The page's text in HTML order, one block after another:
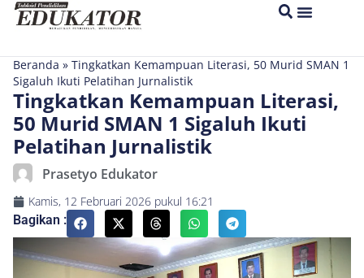
Beranda » Tingkatkan Kemampuan Literasi, 50 Murid SMAN 1
Sigaluh Ikuti Pelatihan Jurnalistik
Tingkatkan Kemampuan Literasi,
50 Murid SMAN 1 Sigaluh Ikuti
Pelatihan Jurnalistik
Prasetyo Edukator
Kamis, 12 Februari 2026 pukul 16:21
Bagikan :